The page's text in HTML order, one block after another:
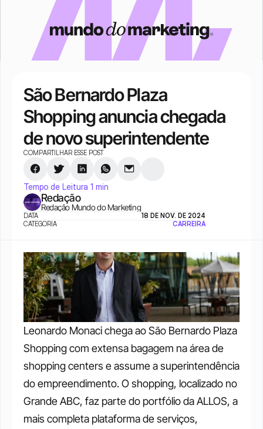
São Bernardo Plaza
Shopping anuncia chegada
de novo superintendente
COMPARTILHAR ESSE POST
Tempo de Leitura 1 min
Redação
Redação Mundo do Marketing
DATA
18 DE NOV. DE 2024
CATEGORIA
CARREIRA
Leonardo Monaci chega ao São Bernardo Plaza
Shopping com extensa bagagem na área de
shopping centers e assume a superintendência
do empreendimento. O shopping, localizado no
Grande ABC, faz parte do portfólio da ALLOS, a
mais completa plataforma de serviços,